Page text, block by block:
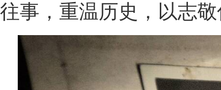
往事，重温历史，以志